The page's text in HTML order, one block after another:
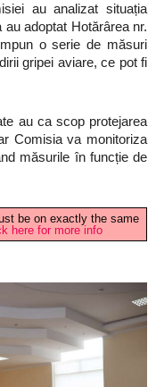
au analizat situația
adoptat Hotărârea nr.
o serie de măsuri
gripei aviare, ce pot fi
au ca scop protejarea
Comisia va monitoriza
măsurile în funcție de
be on exactly the same
here for more info